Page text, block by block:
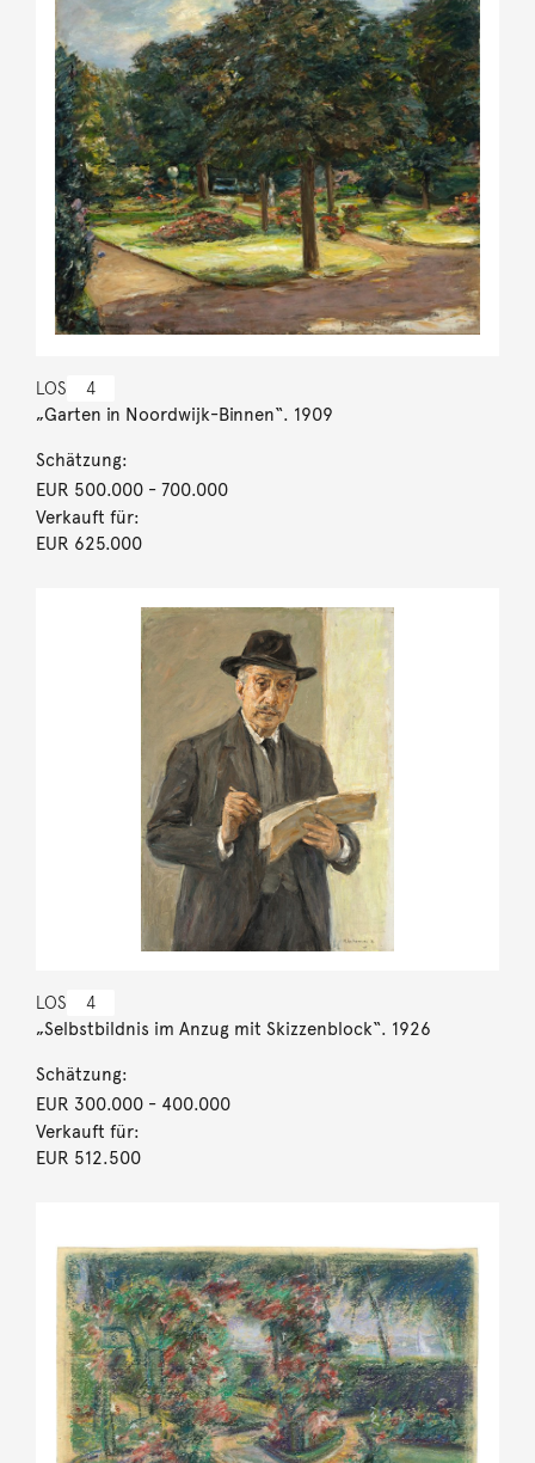
LOS 4
„Garten in Noordwijk-Binnen“. 1909
Schätzung:
EUR 500.000- 700.000
Verkauft für:
EUR 625.000
LOS 4
„Selbstbildnis im Anzug mit Skizzenblock“. 1926
Schätzung:
EUR 300.000- 400.000
Verkauft für:
EUR 512.500